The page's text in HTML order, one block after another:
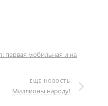
первая мобильная и на
ЕЩЕ НОВОСТЬ
Миллионы народу!